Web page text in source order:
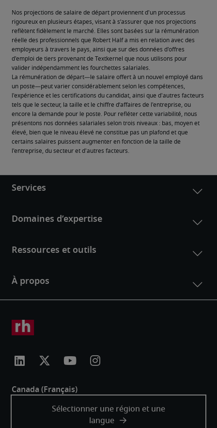
Nos projections de salaire de départ proviennent d'un processus
rigoureux en plusieurs étapes, visant à s’assurer que nos projections
reflètent fidèlement le marché. Elles sont basées sur la rémunération
réelle des professionnels que Robert Half a mis en relation avec des
employeurs à travers le pays, ainsi que sur des données d'offres
d'emploi de tiers provenant de Textkernel que nous utilisons pour
valider indépendamment les fourchettes salariales.
La rémunération de départ—le salaire offert à un nouvel employé dans
un poste—peut varier considérablement selon les compétences,
l'expérience et les certifications du candidat, ainsi que d'autres facteurs
tels que le secteur, la taille et le chiffre d’affaires de l'entreprise, ou
encore la demande pour le poste. Pour refléter cette variabilité, nous
présentons nos données salariales selon trois niveaux : bas, moyen et
élevé, bien que le niveau élevé ne constitue pas un plafond et que
certains salaires puissent augmenter en fonction de la taille de
l'entreprise, du secteur et d'autres facteurs.